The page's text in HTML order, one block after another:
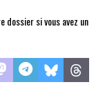
dossier si vous avez un